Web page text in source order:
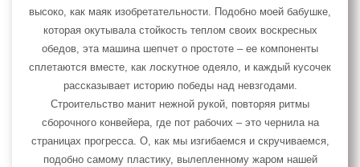
высоко, как маяк изобретательности. Подобно моей бабушке,
которая окутывала стойкость теплом своих воскресных
обедов, эта машина шепчет о простоте – ее компоненты
сплетаются вместе, как лоскутное одеяло, и каждый кусочек
рассказывает историю победы над невзгодами.
Строительство манит нежной рукой, повторяя ритмы
сборочного конвейера, где пот рабочих – это чернила на
страницах прогресса. О, как мы изгибаемся и скручиваемся,
подобно самому пластику, вылепленному жаром нашей